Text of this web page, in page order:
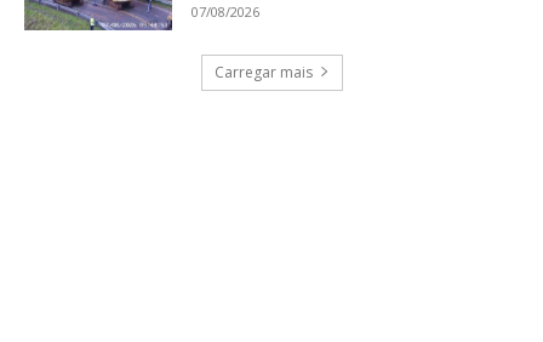
07/08/2026
Carregar mais